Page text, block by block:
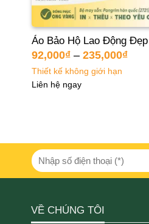
Áo Bảo Hộ Lao Động Đẹp
92,000₫– 235,000₫
Thiết kế không giới hạn
Liên hệ ngay
VỀ CHÚNG TÔI